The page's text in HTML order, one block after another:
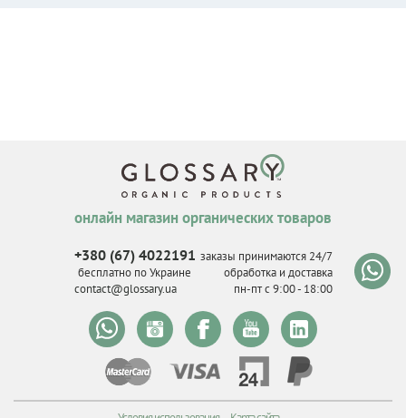
онлайн магазин органических товаров
+380 (67) 4022191
бесплатно по Украине
contact@glossary.ua
заказы принимаются 24/7
обработка и доставка
пн-пт с 9:00 - 18:00